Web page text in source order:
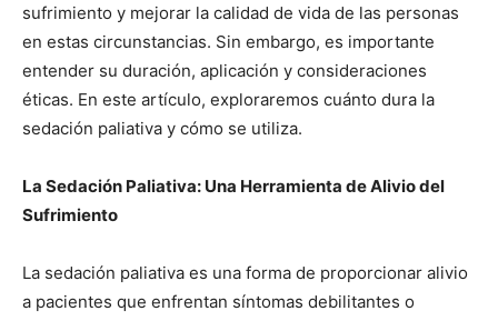
sufrimiento y mejorar la calidad de vida de las personas
en estas circunstancias. Sin embargo, es importante
entender su duración, aplicación y consideraciones
éticas. En este artículo, exploraremos cuánto dura la
sedación paliativa y cómo se utiliza.
La Sedación Paliativa: Una Herramienta de Alivio del
Sufrimiento
La sedación paliativa es una forma de proporcionar alivio
a pacientes que enfrentan síntomas debilitantes o